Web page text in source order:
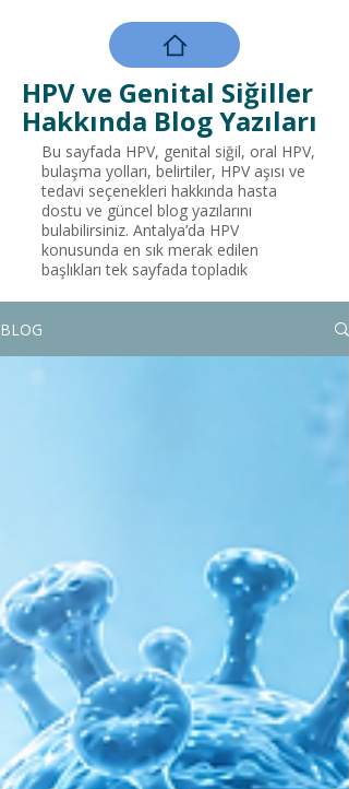
HPV ve Genital Siğiller
Hakkında Blog Yazıları
Bu sayfada HPV, genital siğil, oral HPV,
bulaşma yolları, belirtiler, HPV aşısı ve
tedavi seçenekleri hakkında hasta
dostu ve güncel blog yazılarını
bulabilirsiniz. Antalya’da HPV
konusunda en sık merak edilen
başlıkları tek sayfada topladık
BLOG